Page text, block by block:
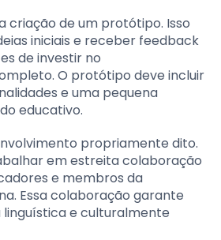
criação de um protótipo. Isso
iniciais e receber feedback
de investir no
O protótipo deve incluir
e uma pequena
educativo.
propriamente dito.
em estreita colaboração
e membros da
Essa colaboração garante
linguística e culturalmente